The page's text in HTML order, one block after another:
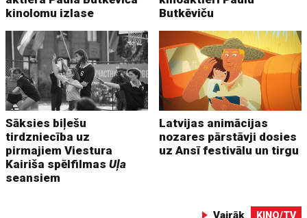
kinolomu izlase
Butkēviču
Sāksies biļešu
tirdzniecība uz
pirmajiem Viestura
Kairiša spēlfilmasUļa
seansiem
Latvijas animācijas
nozares pārstāvji dosies
uz Ansī festivālu un tirgu
Vairāk KINO/TV